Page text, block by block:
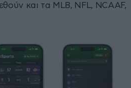
και τα MLB, NFL, NCAAF,